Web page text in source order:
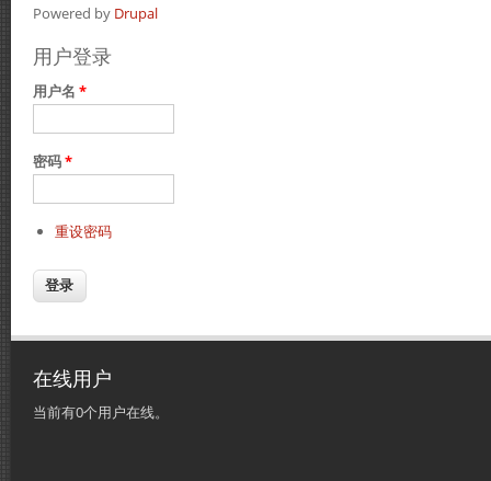
Powered by Drupal
用户登录
用户名 *
密码*
重设密码
在线用户
当前有0个用户在线。